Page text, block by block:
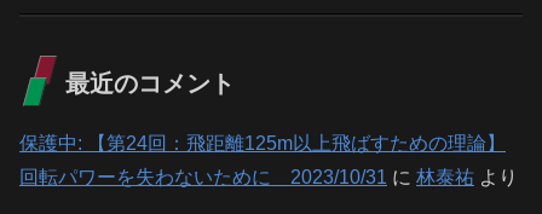
最近のコメント
保護中: 【第24回：飛距離125m以上飛ばすための理論】
回転パワーを失わないために 2023/10/31 に 林泰祐 より